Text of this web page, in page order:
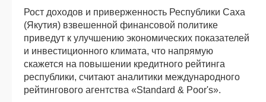
Рост доходов и приверженность Республики Саха
(Якутия) взвешенной финансовой политике
приведут к улучшению экономических показателей
и инвестиционного климата, что напрямую
скажется на повышении кредитного рейтинга
республики, считают аналитики международного
рейтингового агентства «Standard & Poor's».